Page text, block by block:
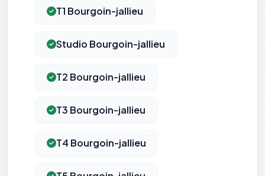
T1 Bourgoin-jallieu
Studio Bourgoin-jallieu
T2 Bourgoin-jallieu
T3 Bourgoin-jallieu
T4 Bourgoin-jallieu